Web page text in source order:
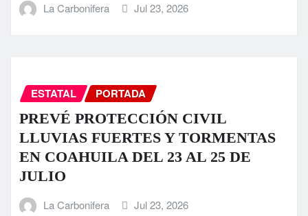
La Carbonifera Jul 23, 2026
ESTATAL PORTADA
PREVÉ PROTECCIÓN CIVIL
LLUVIAS FUERTES Y TORMENTAS
EN COAHUILA DEL 23 AL 25 DE
JULIO
La Carbonifera Jul 23, 2026